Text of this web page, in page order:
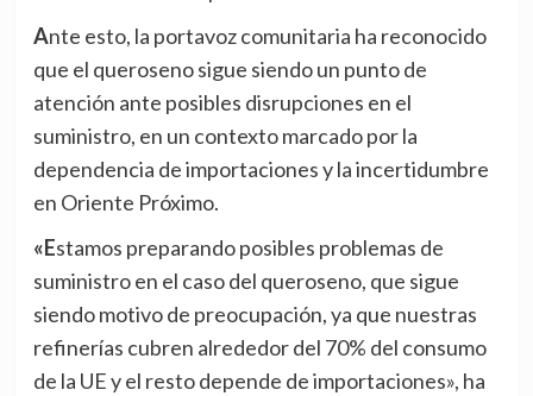
Ante esto, la portavoz comunitaria ha reconocido
que el queroseno sigue siendo un punto de
atención ante posibles disrupciones en el
suministro, en un contexto marcado por la
dependencia de importaciones y la incertidumbre
en Oriente Próximo.
«Estamos preparando posibles problemas de
suministro en el caso del queroseno, que sigue
siendo motivo de preocupación, ya que nuestras
refinerías cubren alrededor del 70% del consumo
de la UE y el resto depende de importaciones», ha